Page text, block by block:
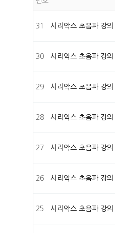
31 시리악스 초음파 강의
30 시리악스 초음파 강의
29 시리악스 초음파 강의
28 시리악스 초음파 강의
27 시리악스 초음파 강의
26 시리악스 초음파 강의
25 시리악스 초음파 강의